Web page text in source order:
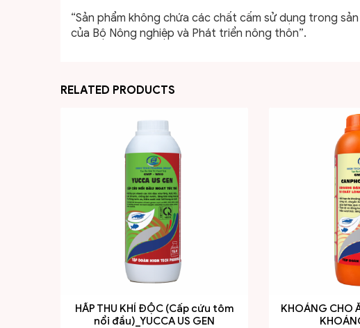
“Sản phẩm không chứa các chất cấm sử dụng trong
của Bộ Nông nghiệp và Phát triển nông thôn”.
RELATED PRODUCTS
HẤP THU KHÍ ĐỘC (Cấp cứu tôm
nổi đầu)_YUCCA US GEN
KHOÁNG CHO